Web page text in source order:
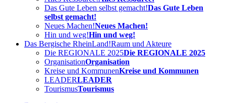
Das Gute Leben selbst gemacht!Das Gute Leben
selbst gemacht!
Neues Machen!Neues Machen!
Hin und weg!Hin und weg!
Das Bergische RheinLand!Raum und Akteure
Die REGIONALE 2025Die REGIONALE 2025
OrganisationOrganisation
Kreise und KommunenKreise und Kommunen
LEADERLEADER
TourismusTourismus